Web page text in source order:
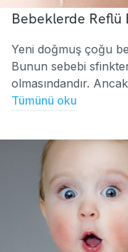
Bebeklerde Reflü
Yeni doğmuş çoğu
Bunun sebebi
olmasındandır.
Tümünü oku